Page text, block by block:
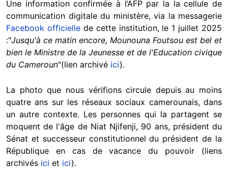
Une information confirmée à l’AFP par la la cellule de
communication digitale du ministère, via la messagerie
Facebook officiellede cette institution, le 1 juillet 2025
:"Jusqu'à ce matin encore, Mounouna Foutsou est bel et
bien le Ministre de la Jeunesse et de l'Education civique
du Cameroun"(lien archivé ici).
La photo que nous vérifions circule depuis au moins
quatre ans sur les réseaux sociaux camerounais, dans
un autre contexte. Les personnes qui la partagent se
moquent de l'âge de Niat Njifenji, 90 ans, président du
Sénat et successeur constitutionnel du président de la
République en cas de vacance du pouvoir (liens
archivés ici et ici).